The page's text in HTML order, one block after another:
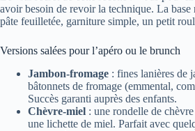
avoir besoin de revoir la technique. La base
pâte feuilletée, garniture simple, un petit
Versions salées pour l’apéro ou le brunch
Jambon-fromage : fines lanières de
bâtonnets de fromage (emmental,
Succès garanti auprès des enfants.
Chèvre-miel : une rondelle de
une lichette de miel. Parfait avec